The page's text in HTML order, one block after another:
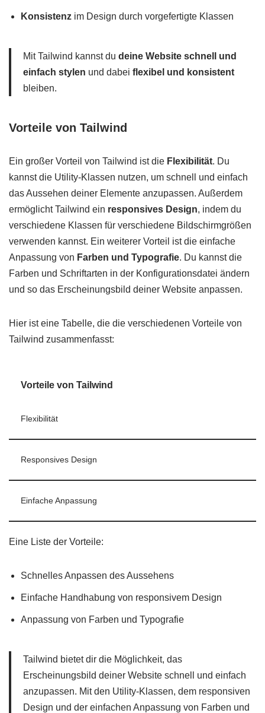
Konsistenz im Design durch vorgefertigte Klassen
Mit Tailwind kannst du deine Website schnell und
einfach stylen und dabei flexibel und konsistent
bleiben.
Vorteile von Tailwind
Ein großer Vorteil von Tailwind ist die Flexibilität. Du
kannst die Utility-Klassen nutzen, um schnell und einfach
das Aussehen deiner Elemente anzupassen. Außerdem
ermöglicht Tailwind ein responsives Design, indem du
verschiedene Klassen für verschiedene Bildschirmgrößen
verwenden kannst. Ein weiterer Vorteil ist die einfache
Anpassung von Farben und Typografie. Du kannst die
Farben und Schriftarten in der Konfigurationsdatei ändern
und so das Erscheinungsbild deiner Website anpassen.
Hier ist eine Tabelle, die die verschiedenen Vorteile von
Tailwind zusammenfasst:
Vorteile von Tailwind
Flexibilität
Responsives Design
Einfache Anpassung
Eine Liste der Vorteile:
Schnelles Anpassen des Aussehens
Einfache Handhabung von responsivem Design
Anpassung von Farben und Typografie
Tailwind bietet dir die Möglichkeit, das
Erscheinungsbild deiner Website schnell und einfach
anzupassen. Mit den Utility-Klassen, dem responsiven
Design und der einfachen Anpassung von Farben und